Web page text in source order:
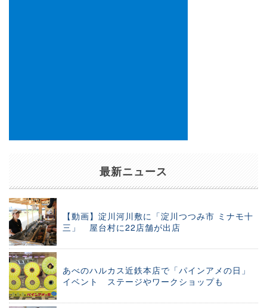
最新ニュース
【動画】淀川河川敷に「淀川つつみ市 ミナモ十
三」 屋台村に22店舗が出店
あべのハルカス近鉄本店で「パインアメの日」
イベント ステージやワークショップも